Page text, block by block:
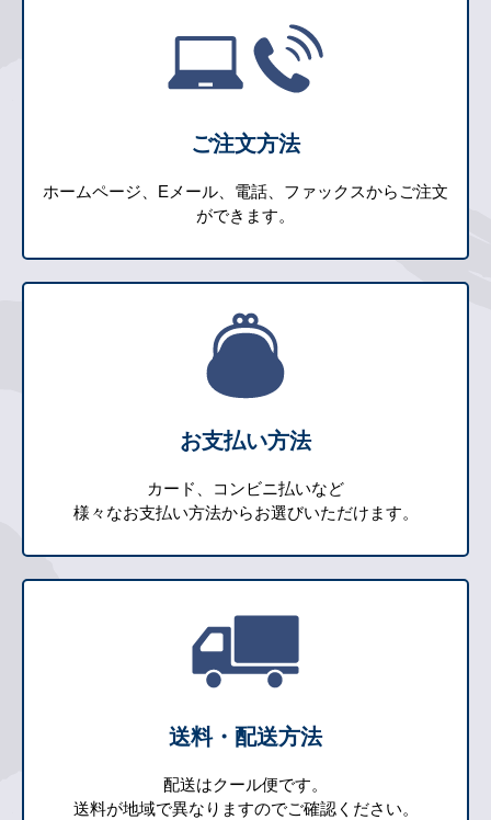
ご注文方法
ホームページ、Eメール、電話、ファックスからご注文
ができます。
お支払い方法
カード、コンビニ払いなど
様々なお支払い方法からお選びいただけます。
送料・配送方法
配送はクール便です。
送料が地域で異なりますのでご確認ください。